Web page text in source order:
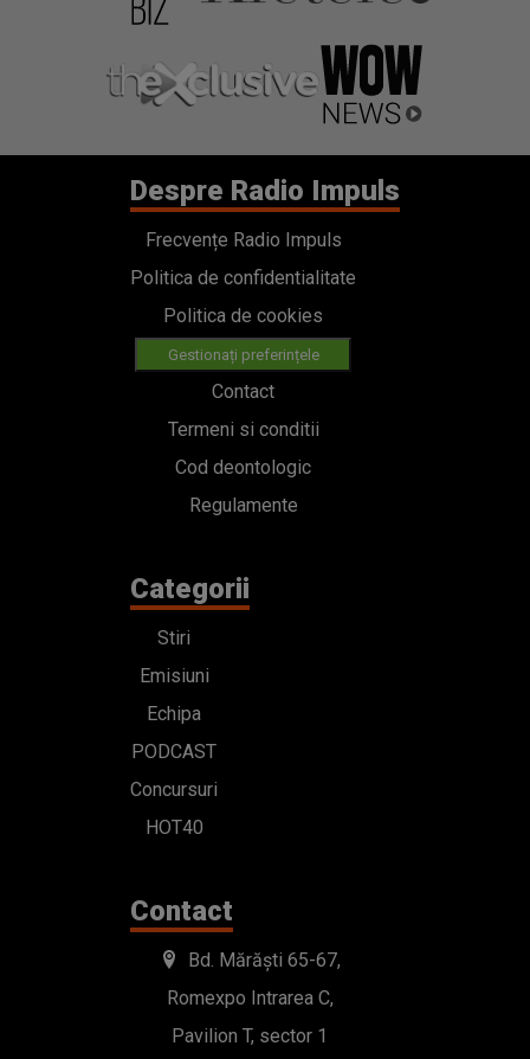
Despre Radio Impuls
Frecvențe Radio Impuls
Politica de confidentialitate
Politica de cookies
Gestionați preferințele
Contact
Termeni si conditii
Cod deontologic
Regulamente
Categorii
Stiri
Emisiuni
Echipa
PODCAST
Concursuri
HOT40
Contact
Bd. Mărăști 65-67,
Romexpo Intrarea C,
Pavilion T, sector 1